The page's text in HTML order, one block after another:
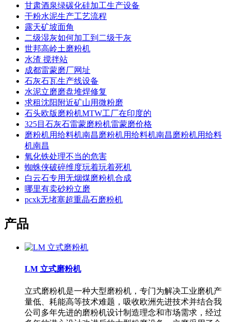
甘肃酒泉绿碳化硅加工生产设备
干粉水泥生产工艺流程
露天矿坡面角
二级湿灰如何加工到二级干灰
世邦高岭土磨粉机
水渣 搅拌站
成都雷蒙磨厂网址
石灰石瓦生产线设备
水泥立磨磨盘堆焊修复
求租沈阳附近矿山用微粉磨
石头欧版磨粉机MTW工厂在印度的
325目石灰石雷蒙磨粉机雷蒙磨价格
磨粉机用给料机南昌磨粉机用给料机南昌磨粉机用给料
机南昌
氧化铁处理不当的危害
蜘蛛侠破碎维度玩着玩着死机
白云石专用无烟煤磨粉机合成
哪里有卖砂粉立磨
pcxk无堵塞超重晶石磨粉机
产品
LM 立式磨粉机
立式磨粉机是一种大型磨粉机，专门为解决工业磨机产
量低、耗能高等技术难题，吸收欧洲先进技术并结合我
公司多年先进的磨粉机设计制造理念和市场需求，经过